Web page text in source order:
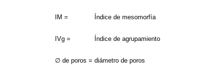
IM = Índice de mesomorfía
IVg = Índice de agrupamiento
∅ de poros = diámetro de poros